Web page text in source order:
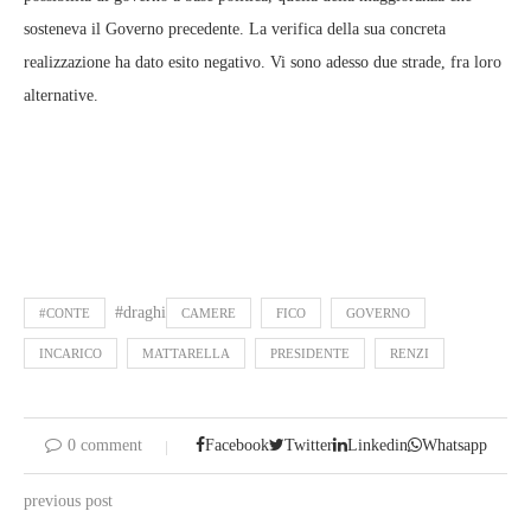
sosteneva il Governo precedente. La verifica della sua concreta
realizzazione ha dato esito negativo. Vi sono adesso due strade, fra loro
alternative.
#CONTE #draghi CAMERE FICO GOVERNO
INCARICO MATTARELLA PRESIDENTE RENZI
0 comment Facebook Twitter Linkedin Whatsapp
previous post